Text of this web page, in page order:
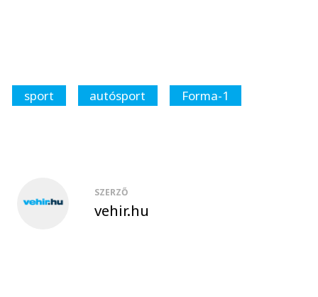
sport autósport Forma-1
SZERZŐ
vehir.hu